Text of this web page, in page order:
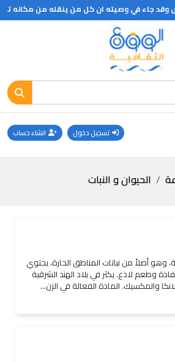
تسجيل دخول انشاء حساب
الحيوان و النبات
وهو أصلاً من نباتات المناطق الحارة، يحتوي
وطعم لاذع. يكثر في بلاد الهند الشرقية
والمكسيك. المادة الفعالة في الزن...